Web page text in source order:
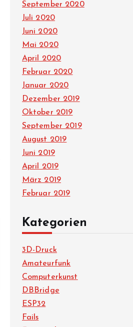
September 2020
Juli 2020
Juni 2020
Mai 2020
April 2020
Februar 2020
Januar 2020
Dezember 2019
Oktober 2019
September 2019
August 2019
Juni 2019
April 2019
März 2019
Februar 2019
Kategorien
3D-Druck
Amateurfunk
Computerkunst
DBBridge
ESP32
Fails